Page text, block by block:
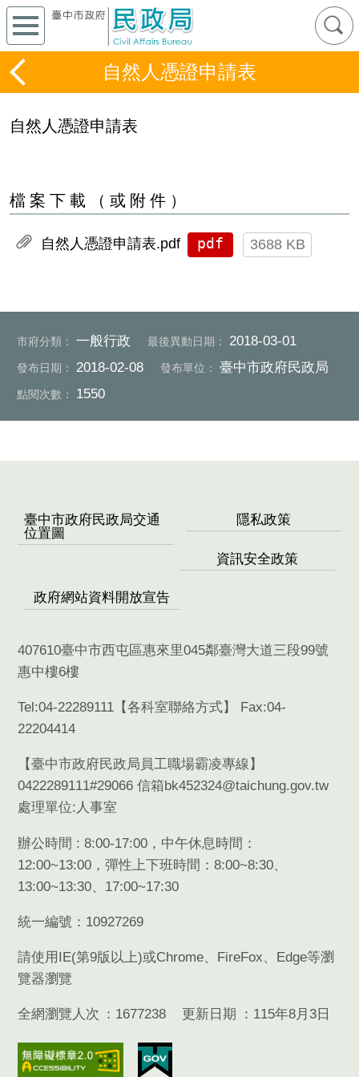
自然人憑證申請表
自然人憑證申請表
檔案下載（或附件）
自然人憑證申請表.pdf pdf 3688 KB
市府分類： 一般行政 最後異動日期： 2018-03-01
發布日期： 2018-02-08 發布單位： 臺中市政府民政局
點閱次數： 1550
臺中市政府民政局交通
位置圖
隱私政策
資訊安全政策
政府網站資料開放宣告
407610臺中市西屯區惠來里045鄰臺灣大道三段99號
惠中樓6樓
Tel:04-22289111【各科室聯絡方式】 Fax:04-
22204414
【臺中市政府民政局員工職場霸凌專線】
0422289111#29066 信箱bk452324@taichung.gov.tw
處理單位:人事室
辦公時間 : 8:00-17:00，中午休息時間：
12:00~13:00，彈性上下班時間：8:00~8:30、
13:00~13:30、17:00~17:30
統一編號：10927269
請使用 IE(第9版以上)或Chrome、 FireFox Edge等瀏
覽器瀏覽
全網瀏覽人次 1677238 更新日期 115年8月3日